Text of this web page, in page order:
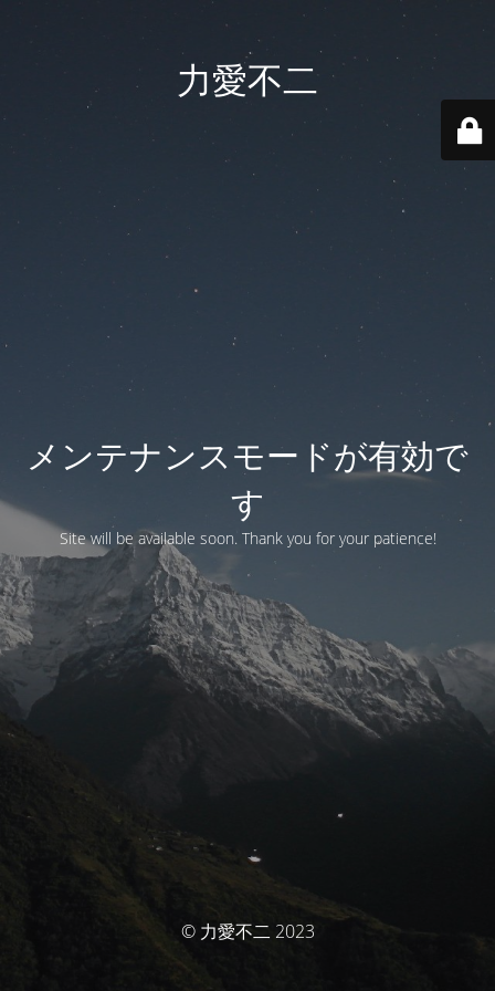
力愛不二
メンテナンスモードが有効で
す
Site will be available soon. Thank you for your patience!
© 力愛不二 2023